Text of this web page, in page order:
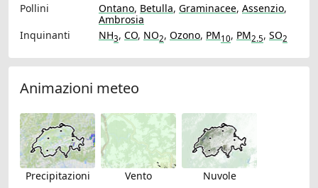
Pollini
Ontano, Betulla, Graminacee, Assenzio,
Ambrosia
Inquinanti
NH3, CO, NO2, Ozono, PM10, PM2.5, SO2
Animazioni meteo
Precipitazioni Vento Nuvole